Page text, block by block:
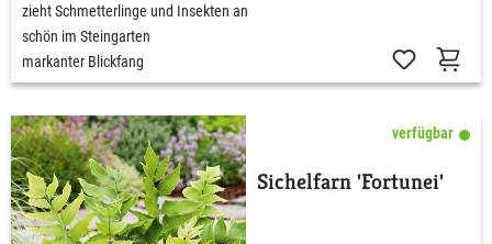
zieht Schmetterlinge und Insekten an
schön im Steingarten
markanter Blickfang
verfügbar
Sichelfarn 'Fortunei'